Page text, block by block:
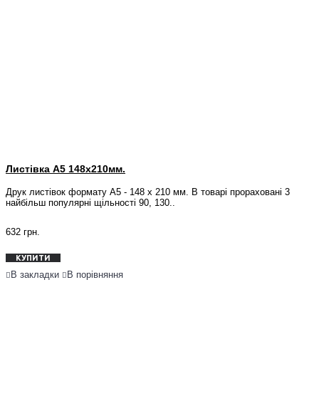
Листівка А5 148x210мм.
Друк листівок формату А5 - 148 х 210 мм. В товарі прораховані 3
найбільш популярні щільності 90, 130..
632 грн.
КУПИТИ
В закладки В порівняння